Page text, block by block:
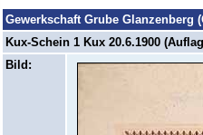
Gewerkschaft Grube
Kux-Schein 1 Kux 20.6.1900
Bild: